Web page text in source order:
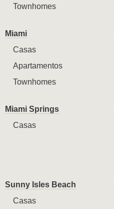
Townhomes
Miami
Casas
Apartamentos
Townhomes
Miami Springs
Casas
Sunny Isles Beach
Casas